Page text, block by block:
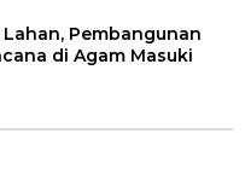
Pembangunan
di Agam Masuki